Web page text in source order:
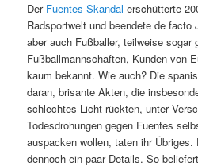
Der Fuentes-Skandal erschütterte
Radsportwelt und beendete de facto
aber auch Fußballer, teilweise sogar
Fußballmannschaften, Kunden von
kaum bekannt. Wie auch? Die
daran, brisante Akten, die
schlechtes Licht rückten, unter
Todesdrohungen gegen Fuentes
auspacken wollen, taten ihr
dennoch ein paar Details. So